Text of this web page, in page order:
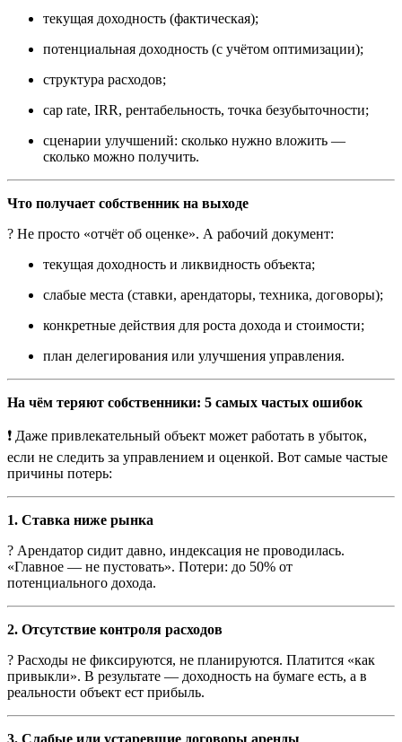
текущая доходность (фактическая);
потенциальная доходность (с учётом оптимизации);
структура расходов;
cap rate, IRR, рентабельность, точка безубыточности;
сценарии улучшений: сколько нужно вложить —
сколько можно получить.
Что получает собственник на выходе
? Не просто «отчёт об оценке». А рабочий документ:
текущая доходность и ликвидность объекта;
слабые места (ставки, арендаторы, техника, договоры);
конкретные действия для роста дохода и стоимости;
план делегирования или улучшения управления.
На чём теряют собственники: 5 самых частых ошибок
❗ Даже привлекательный объект может работать в убыток,
если не следить за управлением и оценкой. Вот самые частые
причины потерь:
1. Ставка ниже рынка
? Арендатор сидит давно, индексация не проводилась.
«Главное — не пустовать». Потери: до 50% от
потенциального дохода.
2. Отсутствие контроля расходов
? Расходы не фиксируются, не планируются. Платится «как
привыкли». В результате — доходность на бумаге есть, а в
реальности объект ест прибыль.
3. Слабые или устаревшие договоры аренды